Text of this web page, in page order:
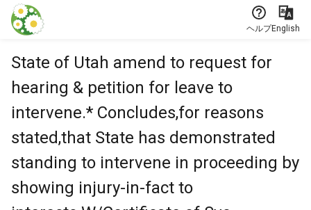
本文に飛ぶ
ヘルプEnglish
State of Utah amend to request for
hearing & petition for leave to
intervene.* Concludes,for reasons
stated,that State has demonstrated
standing to intervene in proceeding by
showing injury-in-fact to